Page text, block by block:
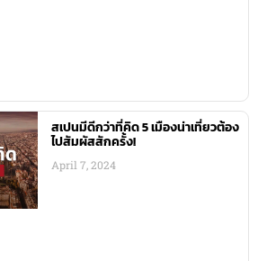
สเปนมีดีกว่าที่คิด 5 เมืองน่าเที่ยวต้อง
ไปสัมผัสสักครั้ง!
April 7, 2024